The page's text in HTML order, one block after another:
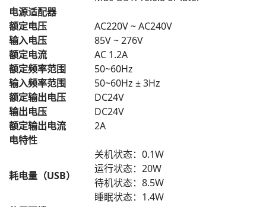
电源适配器
额定电压
AC220V ~ AC240V
输入电压
85V ~ 276V
额定电流
AC 1.2A
额定频率范围
50~60Hz
输入频率范围
50~60Hz ± 3Hz
额定输出电压
DC24V
输出电压
DC24V
额定输出电流
2A
电特性
耗电量（USB）
关机状态：0.1W
运行状态：20W
待机状态：8.5W
睡眠状态：1.4W